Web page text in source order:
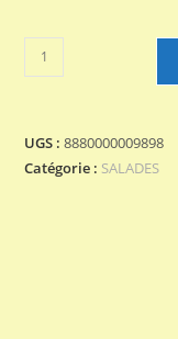
quantité
de
VERTE
UGS :8880000009898
Catégorie : SALADES